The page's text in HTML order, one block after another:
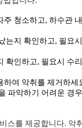
주 청소하고, 하수관
는지 확인하고, 필요
확인하고, 필요시 수
하여 악취를 제거하세
파악하기 어려운 경
스를 제공합니다. 악